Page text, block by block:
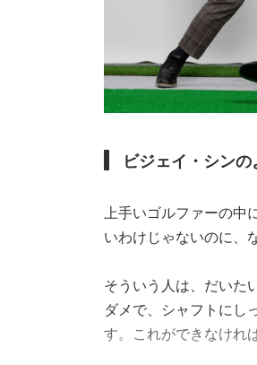
ビジェイ・シン
上手いゴルファーの
いわけじゃないのに、
そういう人は、だいた
ダメで、シャフトにし
す。これができなけれ